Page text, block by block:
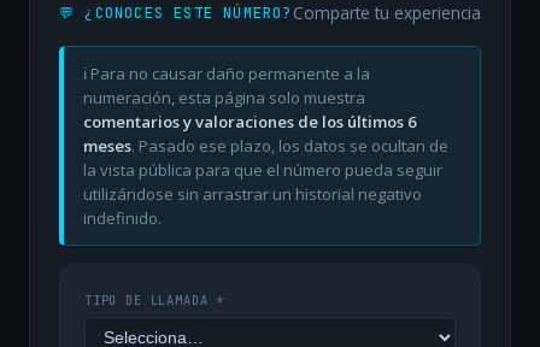
💬 ¿CONOCES ESTE NÚMERO? Comparte tu experiencia
ℹ️ Para no causar daño permanente a la
numeración, esta página solo muestra
comentarios y valoraciones de los últimos 6
meses. Pasado ese plazo, los datos se ocultan de
la vista pública para que el número pueda seguir
utilizándose sin arrastrar un historial negativo
indefinido.
TIPO DE LLAMADA *